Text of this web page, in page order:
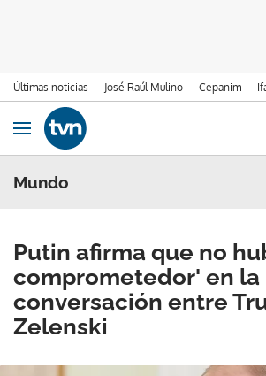
Últimas noticias José Raúl Mulino Cepanim
Ir al contenido
Obrir navegació
Mundo
Putin afirma que no
comprometedor' en la
conversación entre
Zelenski